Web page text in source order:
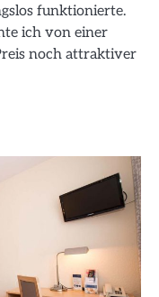
funktionierte.
ich von einer
noch attraktiver